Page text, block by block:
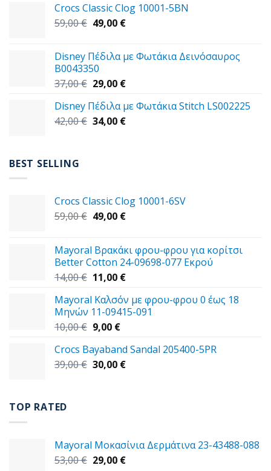
45,00 €.είναι:
39,00 €.
Crocs Classic Clog 10001-5BN
59,00€ Original
59,00 €.
49,00 €Η
είναι:
Disney Πέδιλα με Φωτάκια Δεινόσαυρος
B0043350
37,00€ Original
was:
37,00 €.
29,00 €Η
τιμή
είναι:
Disney Πέδιλα με Φωτάκια Stitch LS002225
42,00€ Original
34,00 €Η
BEST SELLING
Crocs Classic Clog 10001-6SV
59,00€ Original
59,00 €.
49,00 €Η
είναι:
49,00 €.
Mayoral Βρακάκι φρου-φρου για κορίτσι
Better Cotton 24-09698-077 Εκρού
14,00€ Original
was:
14,00 €.
11,00 €Η
τιμή
είναι:
Mayoral Καλσόν με φρου-φρου 0 έως 18
Μηνών 11-09415-091
10,00€ Original
was:
10,00 €.
9,00 €Η
τιμή
είναι:
Crocs Bayaband Sandal 205400-5PR
39,00€ Original
30,00 €Η
TOP RATED
Mayoral Μοκασίνια Δερμάτινα 23-43488-088
53,00€ Original
29,00 €Η